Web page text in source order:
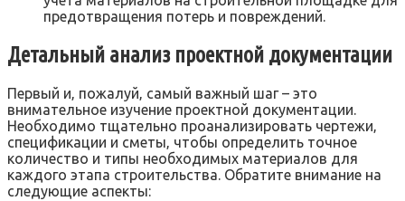
предотвращения потерь и повреждений.
Детальный анализ проектной документации
Первый и‚ пожалуй‚ самый важный шаг – это
внимательное изучение проектной документации.
Необходимо тщательно проанализировать чертежи‚
спецификации и сметы‚ чтобы определить точное
количество и типы необходимых материалов для
каждого этапа строительства. Обратите внимание на
следующие аспекты: